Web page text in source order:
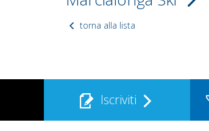
torna alla lista
Iscriviti